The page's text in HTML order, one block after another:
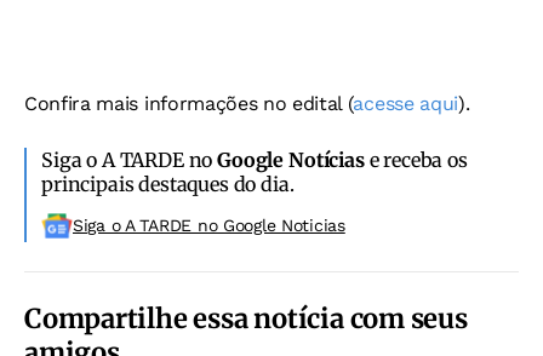
Confira mais informações no edital (acesse aqui).
Siga o A TARDE noGoogle Notíciase receba os
principais destaques do dia.
Siga o A TARDE no Google Noticias
Compartilhe essa notícia com seus